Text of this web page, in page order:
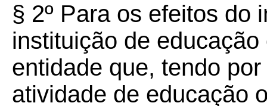
§ 2º Para os efeitos do
instituição de
entidade que, tendo
atividade de educação